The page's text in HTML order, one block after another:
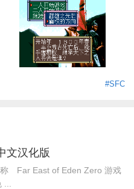
#SFC
文汉化版
Far East of Eden Zero 游戏